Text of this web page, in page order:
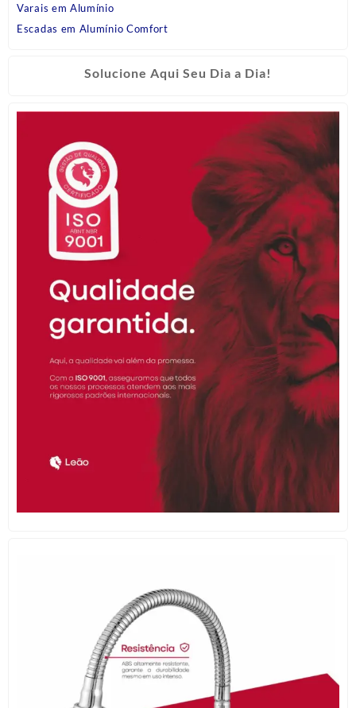
Varais em Alumínio
Escadas em Alumínio Comfort
Solucione Aqui Seu Dia a Dia!